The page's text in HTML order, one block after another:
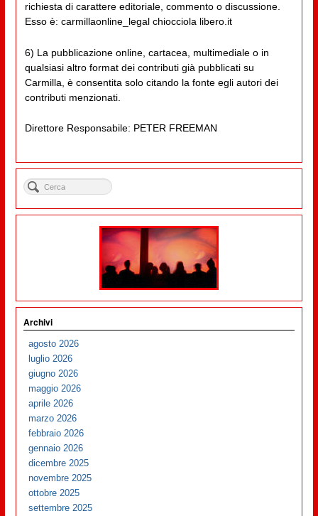
richiesta di carattere editoriale, commento o discussione.
Esso è: carmillaonline_legal chiocciola libero.it
6) La pubblicazione online, cartacea, multimediale o in
qualsiasi altro format dei contributi già pubblicati su
Carmilla, è consentita solo citando la fonte egli autori dei
contributi menzionati.
Direttore Responsabile: PETER FREEMAN
Archivi
agosto 2026
luglio 2026
giugno 2026
maggio 2026
aprile 2026
marzo 2026
febbraio 2026
gennaio 2026
dicembre 2025
novembre 2025
ottobre 2025
settembre 2025